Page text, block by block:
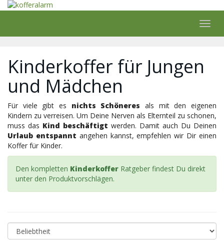
Skip
content
Kinderkoffer für Jungen
und Mädchen
Für viele gibt es nichts Schöneres als mit den eigenen
Kindern zu verreisen. Um Deine Nerven als Elternteil zu schonen,
muss das Kind beschäftigt werden. Damit auch Du Deinen
Urlaub entspannt angehen kannst, empfehlen wir Dir einen
Koffer für Kinder.
Den kompletten Kinderkoffer Ratgeber findest Du direkt
unter den Produktvorschlägen.